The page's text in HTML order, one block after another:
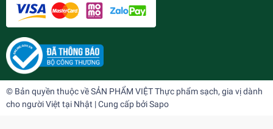
© Bản quyền thuộc vềSẢN PHẨM VIỆT Thực phẩm sạch, gia vị dành
cho người Việt tại Nhật | Cung cấp bởiSapo